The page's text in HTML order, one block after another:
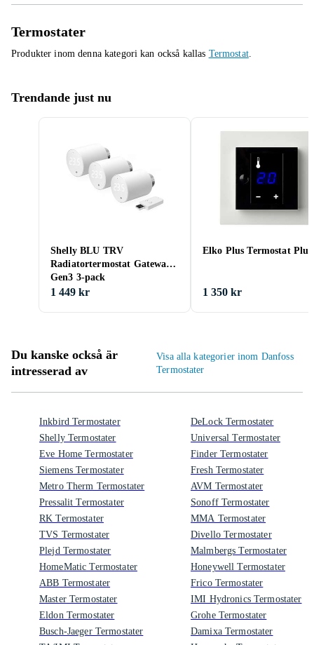
Termostater
Produkter inom denna kategori kan också kallas Termostat.
Trendande just nu
Shelly BLU TRV
Radiatortermostat Gateway
Gen3 3-pack
1 449 kr
Elko Plus Termostat Plus
1 350 kr
Du kanske också är
intresserad av
Visa alla kategorier inom Danfoss
Termostater
Inkbird Termostater
Shelly Termostater
Eve Home Termostater
Siemens Termostater
Metro Therm Termostater
Pressalit Termostater
RK Termostater
TVS Termostater
Plejd Termostater
HomeMatic Termostater
ABB Termostater
Master Termostater
Eldon Termostater
Busch-Jaeger Termostater
DeLock Termostater
Universal Termostater
Finder Termostater
Fresh Termostater
AVM Termostater
Sonoff Termostater
MMA Termostater
Divello Termostater
Malmbergs Termostater
Honeywell Termostater
Frico Termostater
IMI Hydronics Termostater
Grohe Termostater
Damixa Termostater